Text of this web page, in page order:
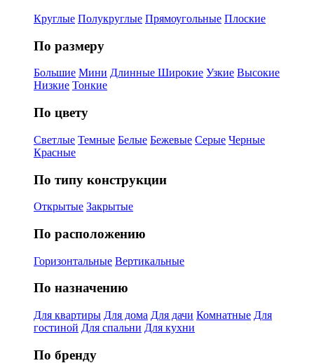
Круглые Полукруглые Прямоугольные Плоские
По размеру
Большие Мини Длинные Широкие Узкие Высокие
Низкие Тонкие
По цвету
Светлые Темные Белые Бежевые Серые Черные
Красные
По типу конструкции
Открытые Закрытые
По расположению
Горизонтальные Вертикальные
По назначению
Для квартиры Для дома Для дачи Комнатные Для
гостиной Для спальни Для кухни
По бренду